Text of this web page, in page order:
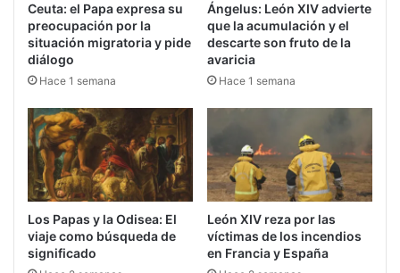
Ceuta: el Papa expresa su
preocupación por la
situación migratoria y pide
diálogo
Hace 1 semana
Ángelus: León XIV advierte
que la acumulación y el
descarte son fruto de la
avaricia
Hace 1 semana
Los Papas y la Odisea: El
viaje como búsqueda de
significado
León XIV reza por las
víctimas de los incendios
en Francia y España